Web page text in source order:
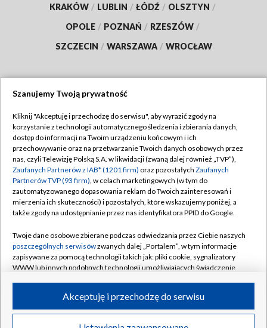
KRAKÓW / LUBLIN / ŁÓDŹ / OLSZTYN /
OPOLE / POZNAŃ / RZESZÓW /
SZCZECIN / WARSZAWA / WROCŁAW
TVP
Abonament TVP
Emisja w TVP
Centrum informacji TVP
Naziemna Telewizja Cyfrowa
Rada Programowa
System NOS
Informacje o nadawcy
Program dla prasy
Regulamin TVP
Polityka prywatności
Moje zgody
Pomoc
Kontakt
Kanały
©2026 Telewizja Polska S.A. w likwidacji
Szanujemy Twoją prywatność
Kliknij "Akceptuję i przechodzę do serwisu", aby wyrazić zgody na
korzystanie z technologii automatycznego śledzenia i zbierania danych,
dostęp do informacji na Twoim urządzeniu końcowym i ich
przechowywanie oraz na przetwarzanie Twoich danych osobowych przez
nas, czyli Telewizję Polską S.A. w likwidacji (zwaną dalej również „TVP”),
Zaufanych Partnerów z IAB* (1201 firm) oraz pozostałych Zaufanych
Partnerów TVP (93 firm), w celach marketingowych (w tym do
zautomatyzowanego dopasowania reklam do Twoich zainteresowań i
mierzenia ich skuteczności) i pozostałych, które wskazujemy poniżej, a
także zgody na udostępnianie przez nas identyfikatora PPID do Google.
Twoje dane osobowe zbierane podczas odwiedzania przez Ciebie naszych
poszczególnych serwisówzwanych dalej „Portalem”, w tym informacje
zapisywane za pomocą technologii takich jak: pliki cookie, sygnalizatory
WWW lub innych podobnych technologii umożliwiających świadczenie
ruchu w Internecie.
Twoje dane osobowe zbierane podczas odwiedzania przez Ciebie
Akceptuję i przechodzę do serwisu